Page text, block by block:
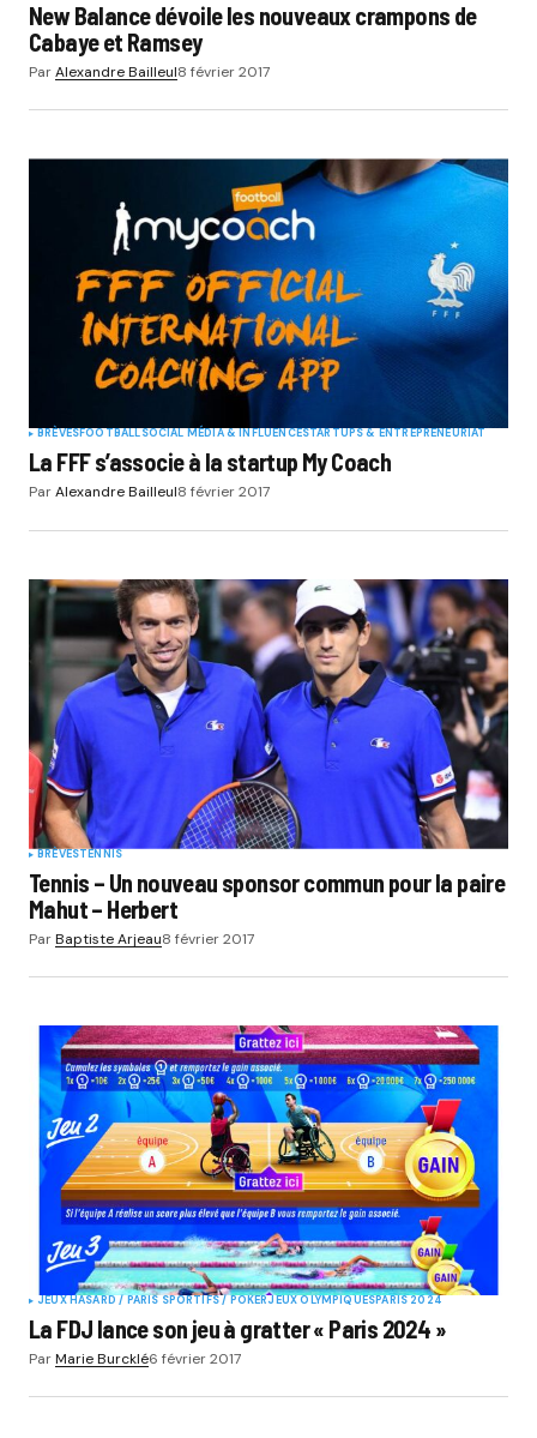
New Balance dévoile les nouveaux crampons de
Cabaye et Ramsey
ParAlexandre Bailleul8 février 2017
BRÈVESFOOTBALLSOCIAL MÉDIA & INFLUENCESTARTUPS & ENTREPRENEURIAT
La FFF s’associe à la startup My Coach
ParAlexandre Bailleul8 février 2017
BRÈVESTENNIS
Tennis – Un nouveau sponsor commun pour la paire
Mahut – Herbert
ParBaptiste Arjeau8 février 2017
JEUX HASARD / PARIS SPORTIFS / POKERJEUX OLYMPIQUESPARIS 2024
La FDJ lance son jeu à gratter « Paris 2024 »
ParMarie Burcklé6 février 2017